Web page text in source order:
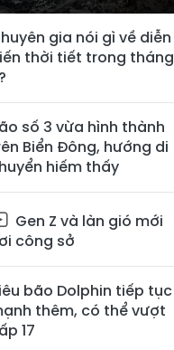
gia nói gì về diễn
thời tiết trong tháng
số 3 vừa hình thành
Biển Đông, hướng di
hiếm thấy
Gen Z và làn gió mới
công sở
bão Dolphin tiếp tục
thêm, có thể vượt
17